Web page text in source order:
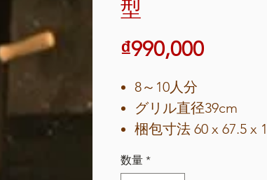
型
₫990,000価
8～10人分
グリル直径39cm
梱包寸法 60 x 67.5 x
直径59cm
数量 *